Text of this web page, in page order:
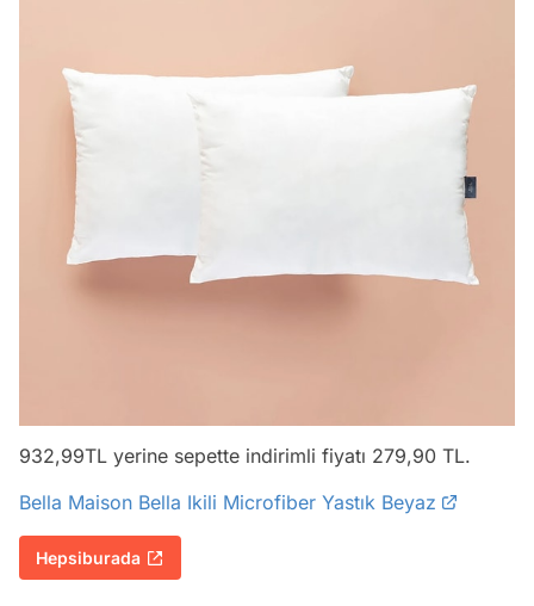
932,99TL yerine sepette indirimli fiyatı 279,90 TL.
Bella Maison Bella Ikili Microfiber Yastık Beyaz
Hepsiburada